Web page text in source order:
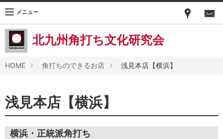
北九州角打ち文化研究会
メニュー
HOME 角打ちのできるお店 浅見本店【横浜】
浅見本店【横浜】
横浜・正統派角打ち